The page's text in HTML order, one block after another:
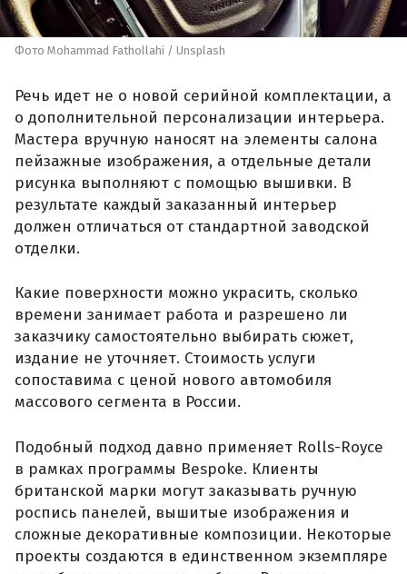
Фото Mohammad Fathollahi / Unsplash
Речь идет не о новой серийной комплектации, а
о дополнительной персонализации интерьера.
Мастера вручную наносят на элементы салона
пейзажные изображения, а отдельные детали
рисунка выполняют с помощью вышивки. В
результате каждый заказанный интерьер
должен отличаться от стандартной заводской
отделки.
Какие поверхности можно украсить, сколько
времени занимает работа и разрешено ли
заказчику самостоятельно выбирать сюжет,
издание не уточняет. Стоимость услуги
сопоставима с ценой нового автомобиля
массового сегмента в России.
Подобный подход давно применяет Rolls-Royce
в рамках программы Bespoke. Клиенты
британской марки могут заказывать ручную
роспись панелей, вышитые изображения и
сложные декоративные композиции. Некоторые
проекты создаются в единственном экземпляре